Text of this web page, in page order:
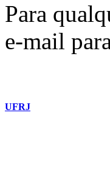
Para
e-mail
UFRJ